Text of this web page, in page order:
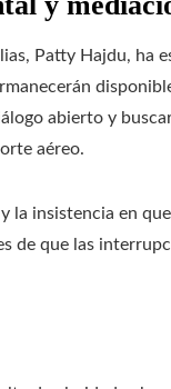
Patty Hajdu, ha
abierto y
aéreo.
la insistencia en
de que las